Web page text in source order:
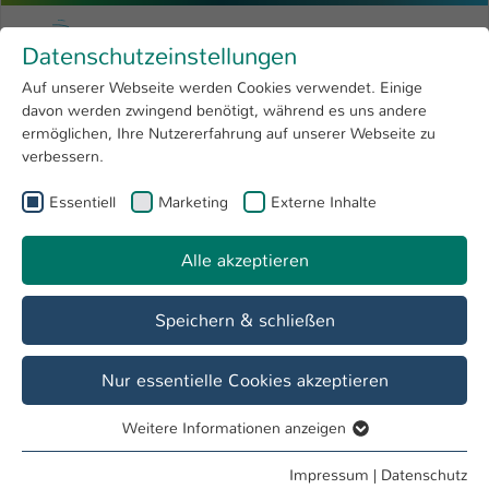
Menu
Forschung 4
Open submenu
Hochschule
International
Zum Hauptinhalt springen
Hochschule Kaiserslautern
Sie sind hier:
Termine & Events
Chemie Entdecken - Chemistry Explorer
Datum / Uhrzeit
14. Jul - 15. Jul / 09:00 Uhr - 15:00 Uhr
Datenschutzeinstellungen
Auf unserer Webseite werden Cookies verwendet. Einige
davon werden zwingend benötigt, während es uns andere
ermöglichen, Ihre Nutzererfahrung auf unserer Webseite zu
verbessern.
Essentiell Marketing Externe Inhalte
Alle akzeptieren
Speichern & schließen
Nur essentielle Cookies akzeptieren
Essentielle Cookies werden für grundlegende Funktionen
Weitere Informationen anzeigen
Impressum | Datenschutz